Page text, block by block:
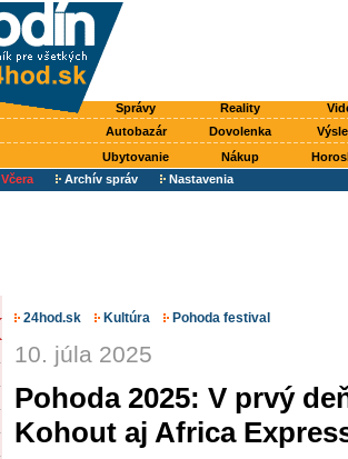
Správy Reality
Autobazár Dovolenka
Ubytovanie Nákup
Včera Archív správ Nastavenia
24hod.sk Kultúra Pohoda festival
10. júla 2025
Pohoda 2025: V prvý
Kohout aj Africa